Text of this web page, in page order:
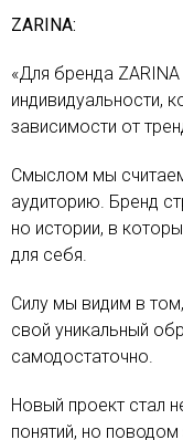
ZARINA:
«Для бренда
индивидуальности,
зависимости от
Смыслом мы
аудиторию. Бренд
но истории, в
для себя.
Силу мы видим в
свой уникальный
самодостаточно.
Новый проект стал
понятий, но